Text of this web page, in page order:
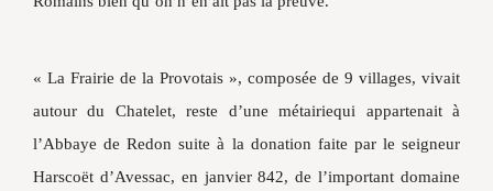
« La Frairie de la Provotais », composée de 9 villages, vivait
autour du Chatelet, reste d’une métairiequi appartenait à
l’Abbaye de Redon suite à la donation faite par le seigneur
Harscoët d’Avessac, en janvier 842, de l’important domaine